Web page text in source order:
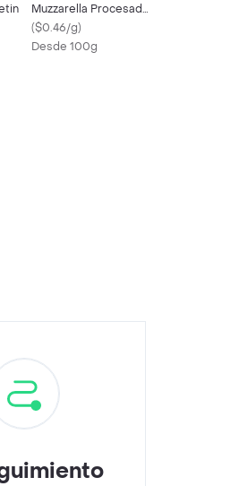
Muzzarella Procesada
- Kg 1 Kg
($0.46/g)
Desde 100g